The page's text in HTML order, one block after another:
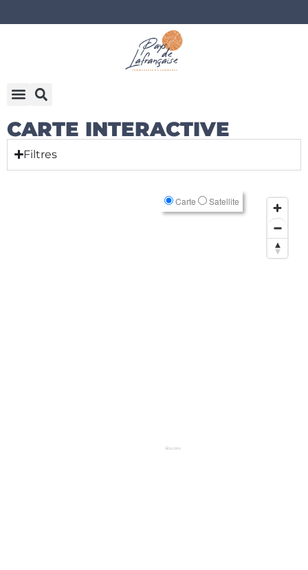
CARTE INTERACTIVE
Filtres
Carte Satellite